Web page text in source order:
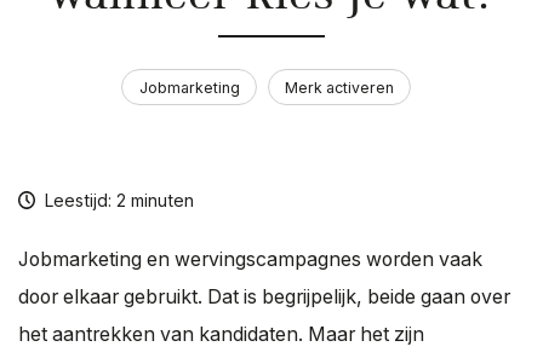
Ons werkJobmarketing Merk activeren
Leestijd: 2 minuten
Jobmarketing en wervingscampagnes worden vaak
door elkaar gebruikt. Dat is begrijpelijk, beide gaan over
het aantrekken van kandidaten. Maar het zijn